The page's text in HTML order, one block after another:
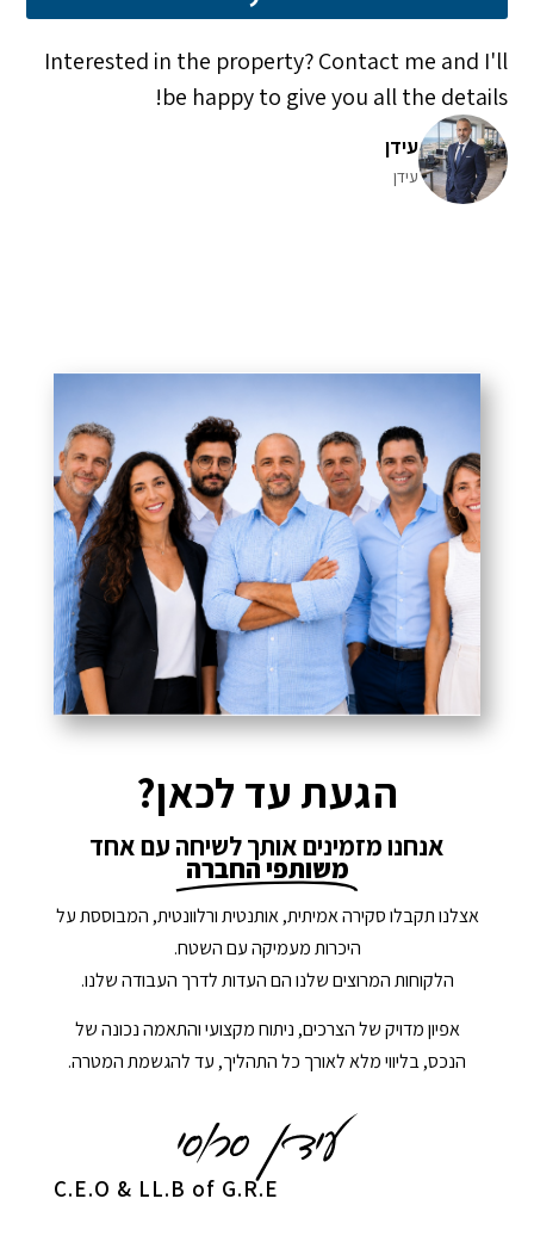
Interested in the property? Contact me and I'll
be happy to give you all the details!
עידן
עידן
הגעת עד לכאן?
אנחנו מזמינים אותך לשיחה עם אחד
משותפי החברה
אצלנו תקבלו סקירה אמיתית, אותנטית ורלוונטית, המבוססת על
היכרות מעמיקה עם השטח.
הלקוחות המרוצים שלנו הם העדות לדרך העבודה שלנו.
אפיון מדויק של הצרכים, ניתוח מקצועי והתאמה נכונה של
הנכס, בליווי מלא לאורך כל התהליך, עד להגשמת המטרה.
C.E.O & LL.B of G.R.E